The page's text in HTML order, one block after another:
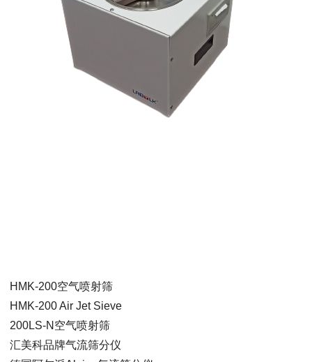
HMK-200空气喷射筛
HMK-200 Air Jet Sieve
200LS-N空气喷射筛
汇美科品牌气流筛分仪